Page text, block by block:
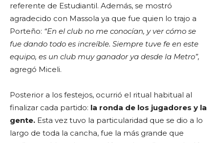
referente de Estudiantil. Además, se mostró
agradecido con Massola ya que fue quien lo trajo a
Porteño: “En el club no me conocían, y ver cómo se
fue dando todo es increíble. Siempre tuve fe en este
equipo, es un club muy ganador ya desde la Metro”,
agregó Miceli.
Posterior a los festejos, ocurrió el ritual habitual al
finalizar cada partido: la ronda de los jugadores y la
gente. Esta vez tuvo la particularidad que se dio a lo
largo de toda la cancha, fue la más grande que